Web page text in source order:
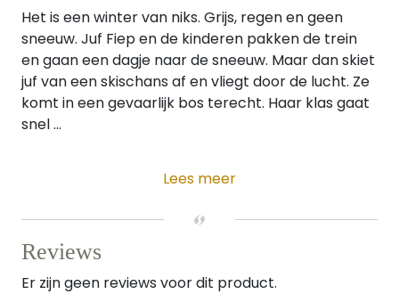
Het is een winter van niks. Grijs, regen en geen
sneeuw. Juf Fiep en de kinderen pakken de trein
en gaan een dagje naar de sneeuw. Maar dan skiet
juf van een skischans af en vliegt door de lucht. Ze
komt in een gevaarlijk bos terecht. Haar klas gaat
snel ...
Lees meer
Reviews
Er zijn geen reviews voor dit product.